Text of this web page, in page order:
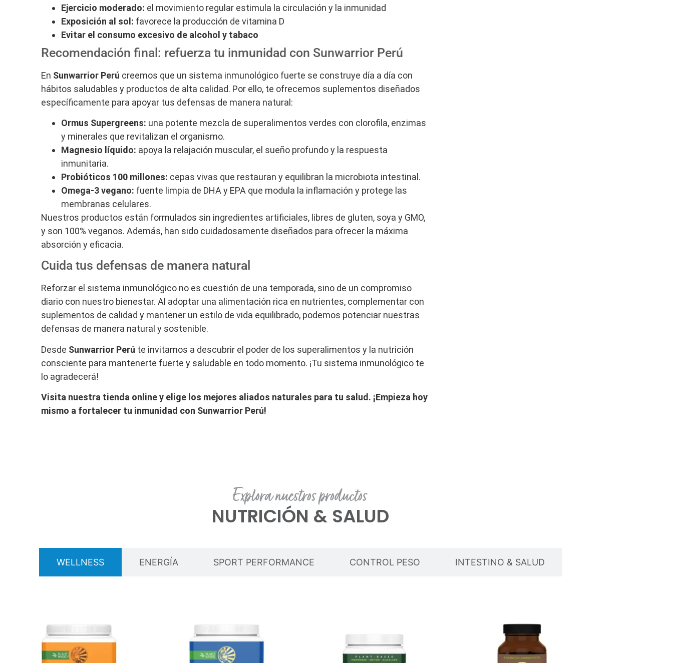
Ejercicio moderado: el movimiento regular estimula la circulación y la inmunidad
Exposición al sol: favorece la producción de vitamina D
Evitar el consumo excesivo de alcohol y tabaco
Recomendación final: refuerza tu inmunidad con Sunwarrior Perú
En Sunwarrior Perú creemos que un sistema inmunológico fuerte se construye día a día con
hábitos saludables y productos de alta calidad. Por ello, te ofrecemos suplementos diseñados
específicamente para apoyar tus defensas de manera natural:
Ormus Supergreens: una potente mezcla de superalimentos verdes con clorofila, enzimas
y minerales que revitalizan el organismo.
Magnesio líquido: apoya la relajación muscular, el sueño profundo y la respuesta
inmunitaria.
Probióticos 100 millones: cepas vivas que restauran y equilibran la microbiota intestinal.
Omega-3 vegano: fuente limpia de DHA y EPA que modula la inflamación y protege las
membranas celulares.
Nuestros productos están formulados sin ingredientes artificiales, libres de gluten, soya y GMO,
y son 100% veganos. Además, han sido cuidadosamente diseñados para ofrecer la máxima
absorción y eficacia.
Cuida tus defensas de manera natural
Reforzar el sistema inmunológico no es cuestión de una temporada, sino de un compromiso
diario con nuestro bienestar. Al adoptar una alimentación rica en nutrientes, complementar con
suplementos de calidad y mantener un estilo de vida equilibrado, podemos potenciar nuestras
defensas de manera natural y sostenible.
Desde Sunwarrior Perú te invitamos a descubrir el poder de los superalimentos y la nutrición
consciente para mantenerte fuerte y saludable en todo momento. ¡Tu sistema inmunológico te
lo agradecerá!
Visita nuestra tienda online y elige los mejores aliados naturales para tu salud. ¡Empieza hoy
mismo a fortalecer tu inmunidad con Sunwarrior Perú!
Explora nuestros productos
NUTRICIÓN & SALUD
WELLNESS ENERGÍA SPORT PERFORMANCE CONTROL PESO INTESTINO & SALUD